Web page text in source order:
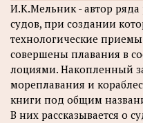
И.К.Мельник - автор
судов, при создании
технологические
совершены плавания в
лоциями. Накопленный
мореплавания и
книги под общим
В них рассказывается о